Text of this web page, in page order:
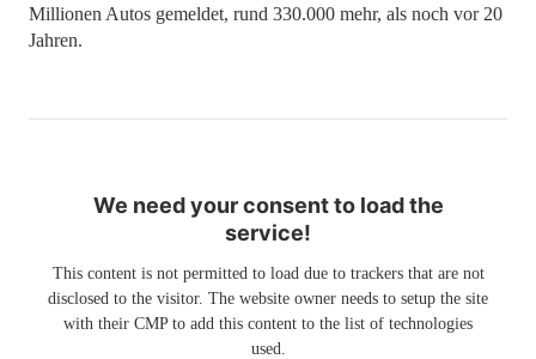
Millionen Autos gemeldet, rund 330.000 mehr, als noch vor 20
Jahren.
We need your consent to load the
service!
This content is not permitted to load due to trackers that are not
disclosed to the visitor. The website owner needs to setup the site
with their CMP to add this content to the list of technologies
used.